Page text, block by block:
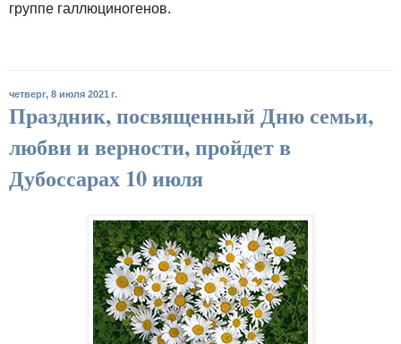
группе галлюциногенов.
четверг, 8 июля 2021 г.
Праздник, посвященный Дню семьи,
любви и верности, пройдет в
Дубоссарах 10 июля